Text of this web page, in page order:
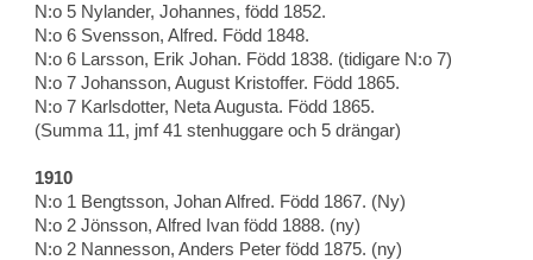
N:o 5 Nylander, Johannes, född 1852.
N:o 6 Svensson, Alfred. Född 1848.
N:o 6 Larsson, Erik Johan. Född 1838. (tidigare N:o 7)
N:o 7 Johansson, August Kristoffer. Född 1865.
N:o 7 Karlsdotter, Neta Augusta. Född 1865.
(Summa 11, jmf 41 stenhuggare och 5 drängar)
1910
N:o 1 Bengtsson, Johan Alfred. Född 1867. (Ny)
N:o 2 Jönsson, Alfred Ivan född 1888. (ny)
N:o 2 Nannesson, Anders Peter född 1875. (ny)